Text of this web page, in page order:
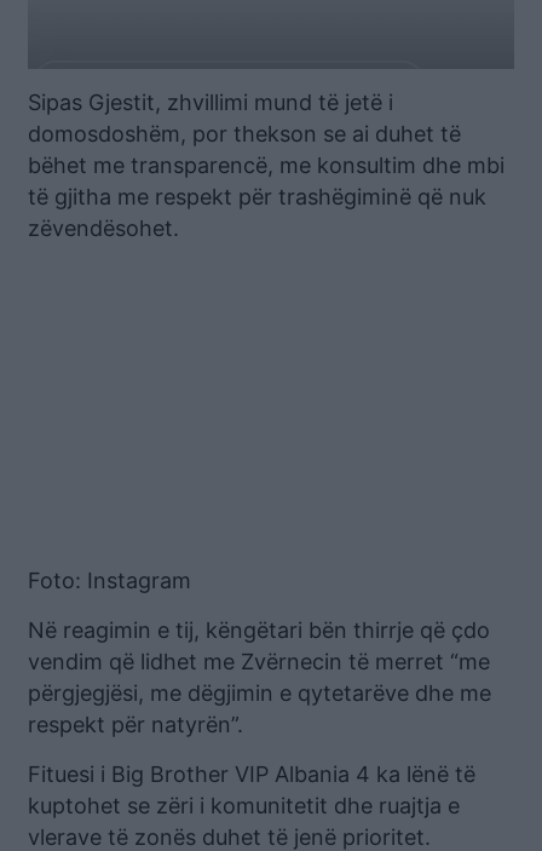
Sipas Gjestit, zhvillimi mund të jetë i
domosdoshëm, por thekson se ai duhet të
bëhet me transparencë, me konsultim dhe mbi
të gjitha me respekt për trashëgiminë që nuk
zëvendësohet.
Foto: Instagram
Në reagimin e tij, këngëtari bën thirrje që çdo
vendim që lidhet me Zvërnecin të merret “me
përgjegjësi, me dëgjimin e qytetarëve dhe me
respekt për natyrën”.
Fituesi i Big Brother VIP Albania 4 ka lënë të
kuptohet se zëri i komunitetit dhe ruajtja e
vlerave të zonës duhet të jenë prioritet.